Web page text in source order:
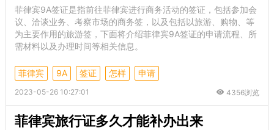
菲律宾9A签证是指前往菲律宾进行商务活动的签证，包括参加会
议、洽谈业务、考察市场的商务签，以及包括以旅游、购物、等
为主要作用的旅游签，下面将介绍菲律宾9A签证的申请流程、所
需材料以及办理时间等相关信息。
菲律宾 9A 签证 怎样 申请
2023-05-26 10:27:01 4356浏览
菲律宾旅行证多久才能补办出来